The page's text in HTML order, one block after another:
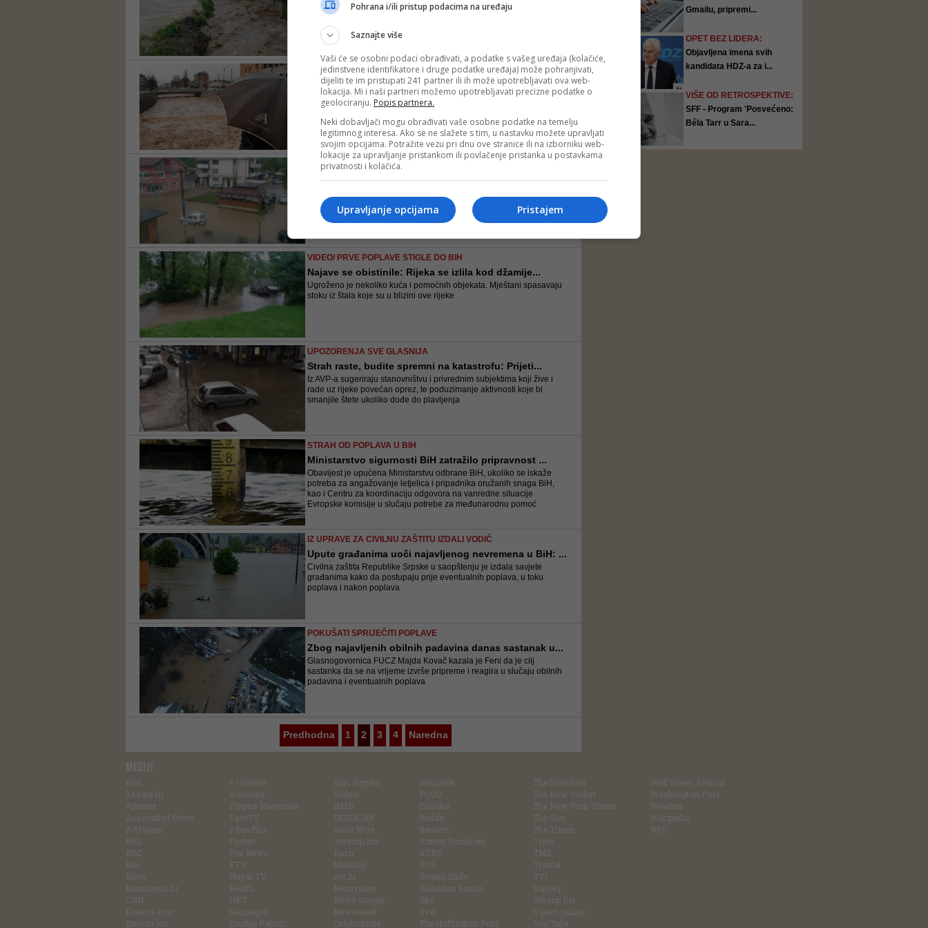
Na učestale odrone zemlje ili kamenja upozorava se i na ostalim
dionicama koje prolaze kroz usjeke, kao i preko planinskih prevoja
KANTONALNA UPRAVA CIVILNE ZAŠTITE KS UPOZORAVA
Poplave na vidiku, evo koje rijeke prijete izlijev...
Povećanje vodostaja na vodotocima u Kantonu Sarajevo, uz topljenje
snijega sa okolnih planina i prognozirane padavine, moglo bi dovesti
do izlijevanja rijeka iz svojih korita, kako većih vodotoka tako i
njihovih pritoka, te pojave podzemnih voda
ČISTE SE NANOSI, DOSTAVLJA SE PIJESAK
Poplave stvorile probleme: Bujice zaplavile deseta...
časova je angažovana mehanizacija za čišćenje nanosa na putevima
i dostavu pijeska, gdje je to potrebno", rekao je Drljača
VIDEO/ PRVE POPLAVE STIGLE DO BIH
Najave se obistinile: Rijeka se izlila kod džamije...
Ugroženo je nekoliko kuća i pomoćnih objekata. Mještani spasavaju
stoku iz štala koje su u blizini ove rijeke
UPOZORENJA SVE GLASNIJA
Strah raste, budite spremni na katastrofu: Prijeti...
Iz AVP-a sugeriraju stanovništvu i privrednim subjektima koji žive i
rade uz rijeke povećan oprez, te poduzimanje aktivnosti koje bi
smanjile štete ukoliko dođe do plavljenja
STRAH OD POPLAVA U BIH
Ministarstvo sigurnosti BiH zatražilo pripravnost ...
Obavijest je upućena Ministarstvu odbrane BiH, ukoliko se iskaže
potreba za angažovanje letjelica i pripadnika oružanih snaga BiH,
kao i Centru za koordinaciju odgovora na vanredne situacije
Evropske komisije u slučaju potrebe za međunarodnu pomoć
IZ UPRAVE ZA CIVILNU ZAŠTITU IZDALI VODIČ
Upute građanima uoči najavljenog nevremena u BiH: ...
Civilna zaštita Republike Srpske u saopštenju je izdala savjete
građanima kako da postupaju prije eventualnih poplava, u toku
poplava i nakon poplava
POKUŠATI SPRIJEČITI POPLAVE
Zbog najavljenih obilnih padavina danas sastanak u...
Glasnogovornica FUCZ Majda Kovač kazala je Feni da je cilj
sastanka da se na vrijeme izvrše pripreme i reagira u slučaju obilnih
padavina i eventualnih poplava
Predhodna 1 2 3 4 Naredna
Gmailu, pripremi...
OPET BEZ LIDERA:
Objavljena imena svih
kandidata HDZ-a za i...
VIŠE OD RETROSPEKTIVE:
SFF - Program 'Posvećeno:
Béla Tarr u Sara...
MEDIJI
Blin
24sata.hr
Alternet
Associated Press
Artforum
B92
BBC
Blic
Blinx
Bussiness.hr
CNN
Dnevni avaz
Dnevni list
e-! Online
e-novine
Empire Magazine
FaceTV
Filmofilia
Forbes
Fox News
FTV
Hayat TV
Health
HRT
Gamespot
Drudge Report
Glas Srpske
Globus
IMDb
INDEX.HR
Indie Wire
Jutarnji list
Kurir
Miniclip
net.hr
Nezavisne
News Google
Newsweek
Oslobođenje
Pešćanik
POGO
Politika
Reddit
Reuters
Rotten Tomatoes
RTRS
RTS
Screen Daily
Slobodna Bosna
Sky
Svet
The Huffington Post
The Guardian
The New Yorker
The New York Times
The Sun
The Times
Time
TMZ
Tportal
TV1
Variety
Večenji list
Vijesti online
You Tube
Wall Street Journal
Washington Post
Weather
Wikipedia
RSS
Pohrana i/ili pristup podacima na uređaju
Saznajte više
Vaši će se osobni podaci obrađivati, a podatke s vašeg uređaja (kolačiće,
jedinstvene identifikatore i druge podatke uređaja) može pohranjivati,
dijeliti te im pristupati 241 partner ili ih može upotrebljavati ova web-
lokacija. Mi i naši partneri možemo upotrebljavati precizne podatke o
geolociranju. Popis partnera.
Neki dobavljači mogu obrađivati vaše osobne podatke na temelju
legitimnog interesa. Ako se ne slažete s tim, u nastavku možete upravljati
svojim opcijama. Potražite vezu pri dnu ove stranice ili na izborniku web-
lokacije za upravljanje pristankom ili povlačenje pristanka u postavkama
privatnosti i kolačića.
Pristajem
Upravljanje opcijama